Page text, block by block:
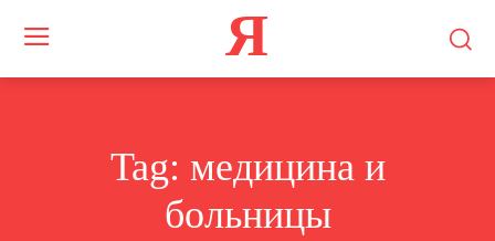
Я
Tag: медицина и
больницы